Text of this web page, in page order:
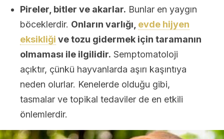
Pireler, bitler ve akarlar. Bunlar en yaygın
böceklerdir. Onların varlığı, evde hijyen
eksikliği ve tozu gidermek için taramanın
olmaması ile ilgilidir. Semptomatoloji
açıktır, çünkü hayvanlarda aşırı kaşıntıya
neden olurlar. Kenelerde olduğu gibi,
tasmalar ve topikal tedaviler de en etkili
önlemlerdir.